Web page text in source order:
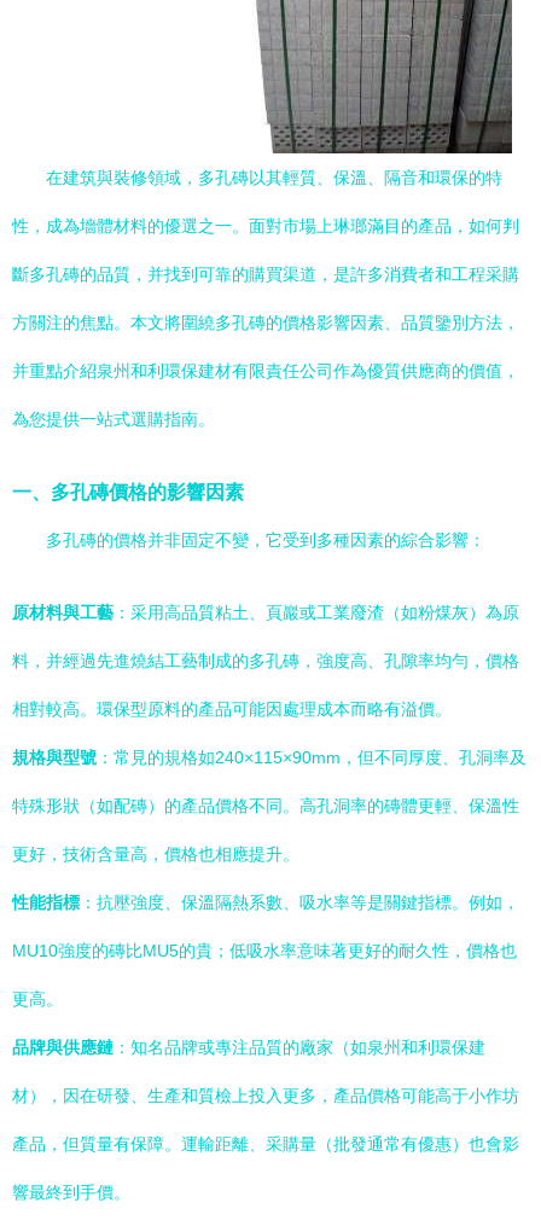
在建筑與裝修領域，多孔磚以其輕質、保溫、隔音和環保的特
性，成為墻體材料的優選之一。面對市場上琳瑯滿目的產品，如何判
斷多孔磚的品質，并找到可靠的購買渠道，是許多消費者和工程采購
方關注的焦點。本文將圍繞多孔磚的價格影響因素、品質鑒別方法，
并重點介紹泉州和利環保建材有限責任公司作為優質供應商的價值，
為您提供一站式選購指南。
一、多孔磚價格的影響因素
多孔磚的價格并非固定不變，它受到多種因素的綜合影響：
原材料與工藝 ：采用高品質粘土、頁巖或工業廢渣（如粉煤灰）為原
料，并經過先進燒結工藝制成的多孔磚，強度高、孔隙率均勻，價格
相對較高。環保型原料的產品可能因處理成本而略有溢價。
規格與型號 ：常見的規格如240×115×90mm，但不同厚度、孔洞率及
特殊形狀（如配磚）的產品價格不同。高孔洞率的磚體更輕、保溫性
更好，技術含量高，價格也相應提升。
性能指標 ：抗壓強度、保溫隔熱系數、吸水率等是關鍵指標。例如，
MU10強度的磚比MU5的貴；低吸水率意味著更好的耐久性，價格也
更高。
品牌與供應鏈 ：知名品牌或專注品質的廠家（如泉州和利環保建
材），因在研發、生產和質檢上投入更多，產品價格可能高于小作坊
產品，但質量有保障。運輸距離、采購量（批發通常有優惠）也會影
響最終到手價。